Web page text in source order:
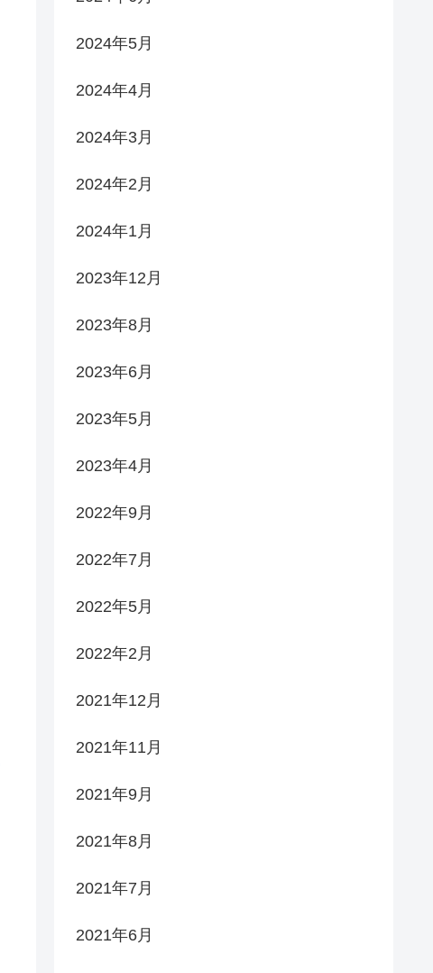
2024年5月
2024年4月
2024年3月
2024年2月
2024年1月
2023年12月
2023年8月
2023年6月
2023年5月
2023年4月
2022年9月
2022年7月
2022年5月
2022年2月
2021年12月
2021年11月
2021年9月
2021年8月
2021年7月
2021年6月